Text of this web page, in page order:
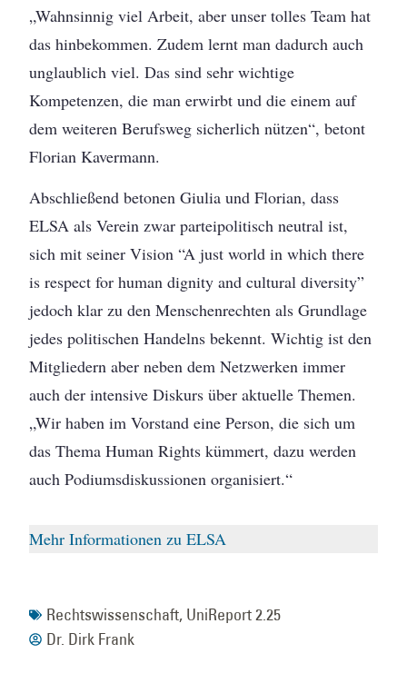
„Wahnsinnig viel Arbeit, aber unser tolles Team hat
das hinbekommen. Zudem lernt man dadurch auch
unglaublich viel. Das sind sehr wichtige
Kompetenzen, die man erwirbt und die einem auf
dem weiteren Berufsweg sicherlich nützen“, betont
Florian Kavermann.
Abschließend betonen Giulia und Florian, dass
ELSA als Verein zwar parteipolitisch neutral ist,
sich mit seiner Vision “A just world in which there
is respect for human dignity and cultural diversity”
jedoch klar zu den Menschenrechten als Grundlage
jedes politischen Handelns bekennt. Wichtig ist den
Mitgliedern aber neben dem Netzwerken immer
auch der intensive Diskurs über aktuelle Themen.
„Wir haben im Vorstand eine Person, die sich um
das Thema Human Rights kümmert, dazu werden
auch Podiumsdiskussionen organisiert.“
Mehr Informationen zu ELSA
Rechtswissenschaft, UniReport 2.25
Dr. Dirk Frank